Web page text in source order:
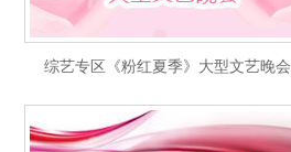
综艺专区《粉红夏季》大型文艺晚会